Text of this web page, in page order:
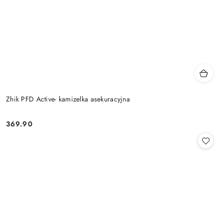
Zhik PFD Active- kamizelka asekuracyjna
Cena:
369.90